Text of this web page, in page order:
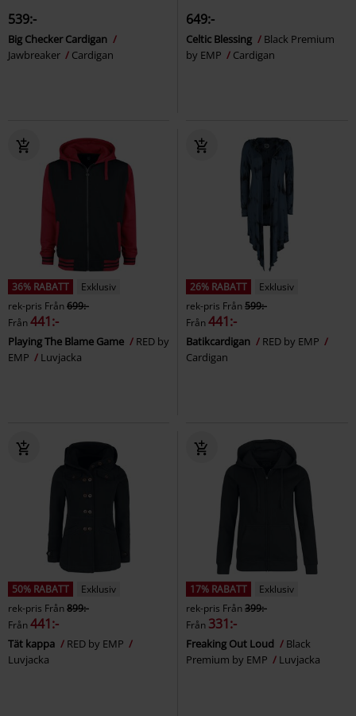
539:-
Big Checker Cardigan
Jawbreaker
Cardigan
649:-
Celtic Blessing
Black Premium
by EMP
Cardigan
36% RABATT
Exklusiv
rek-pris Från699:-
Från441:-
Playing The Blame Game
RED by
EMP
Luvjacka
26% RABATT
Exklusiv
rek-pris Från599:-
Från441:-
Batikcardigan
RED by EMP
Cardigan
50% RABATT
Exklusiv
rek-pris Från899:-
Från441:-
Tät kappa
RED by EMP
Luvjacka
17% RABATT
Exklusiv
rek-pris Från399:-
Från 331:-
Freaking Out Loud
Black
Premium by EMP
Luvjacka